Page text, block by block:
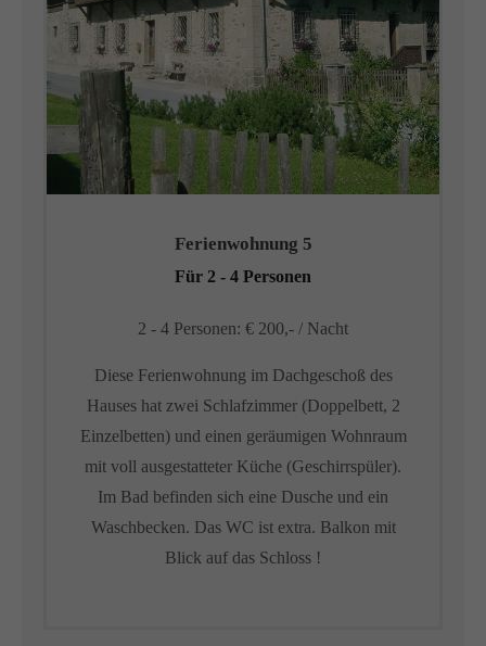
Ferienwohnung 5
Für 2 - 4 Personen
2 - 4 Personen: € 200,- / Nacht
Diese Ferienwohnung im Dachgeschoß des
Hauses hat zwei Schlafzimmer (Doppelbett, 2
Einzelbetten) und einen geräumigen Wohnraum
mit voll ausgestatteter Küche (Geschirrspüler).
Im Bad befinden sich eine Dusche und ein
Waschbecken. Das WC ist extra. Balkon mit
Blick auf das Schloss !